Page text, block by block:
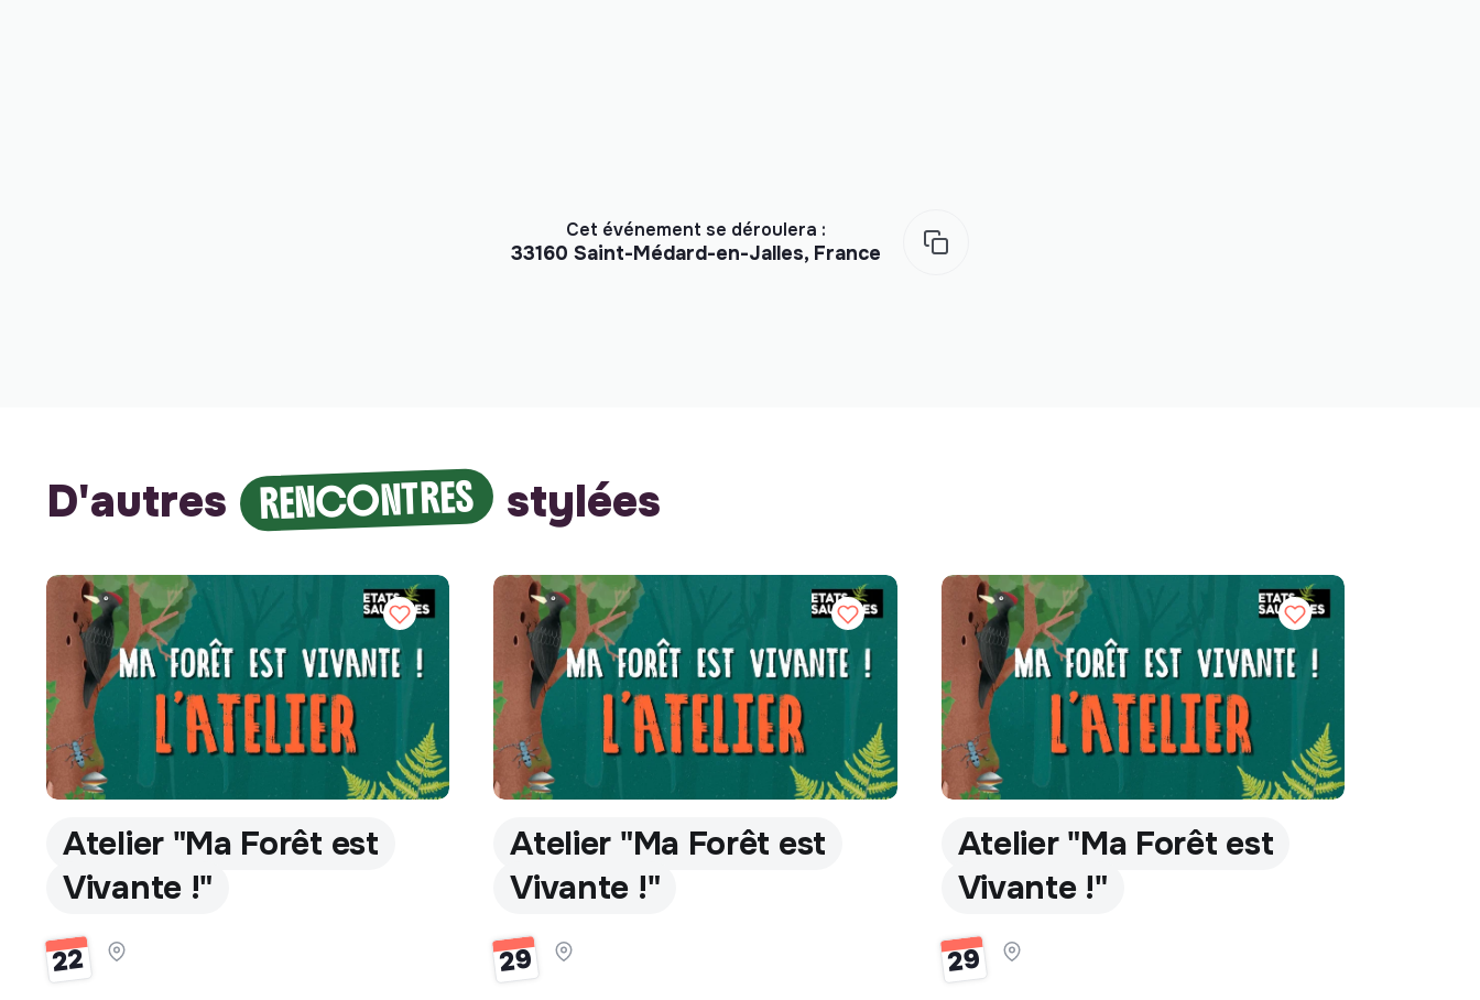
Cet événement se déroulera :
33160 Saint-Médard-en-Jalles, France
D'autres RENCONTRES stylées
Atelier "Ma Forêt est
Vivante !"
22
Atelier "Ma Forêt est
Vivante !"
29
Atelier "Ma Forêt est
Vivante !"
29